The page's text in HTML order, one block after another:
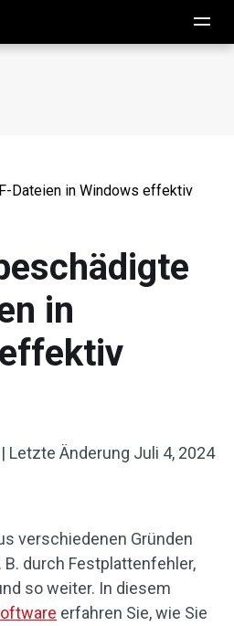
Dateien in Windows effektiv
in
| Letzte Änderung Juli 4, 2024
verschiedenen Gründen
durch Festplattenfehler,
so weiter. In diesem
erfahren Sie, wie Sie